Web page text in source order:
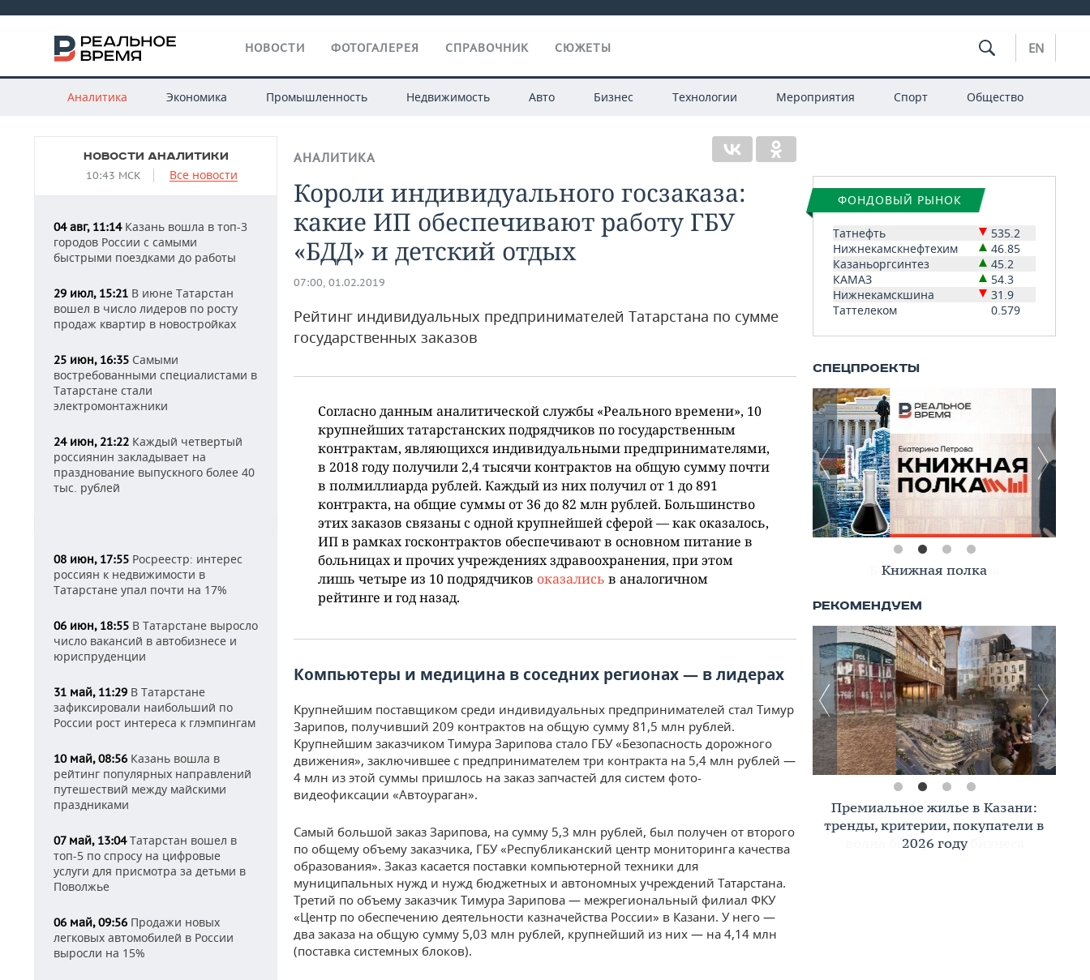
НОВОСТИ ФОТОГАЛЕРЕЯ СПРАВОЧНИК СЮЖЕТЫ EN
Аналитика Экономика Промышленность Недвижимость Авто Бизнес Технологии Мероприятия Спорт Общество
НОВОСТИ АНАЛИТИКИ
10:43 МСК Все новости
04 авг, 11:14Казань вошла в топ-3
городов России с самыми
быстрыми поездками до работы
29 июл, 15:21 В июне Татарстан
вошел в число лидеров по росту
продаж квартир в новостройках
25 июн, 16:35 Самыми
востребованными специалистами в
Татарстане стали
электромонтажники
24 июн, 21:22 Каждый четвертый
россиянин закладывает на
празднование выпускного более 40
тыс. рублей
08 июн, 17:55 Росреестр: интерес
россиян к недвижимости в
Татарстане упал почти на 17%
06 июн, 18:55 В Татарстане выросло
число вакансий в автобизнесе и
юриспруденции
31 май, 11:29 В Татарстане
зафиксировали наибольший по
России рост интереса к глэмпингам
10 май, 08:56 Казань вошла в
рейтинг популярных направлений
путешествий между майскими
праздниками
07 май, 13:04Татарстан вошел в
топ-5 по спросу на цифровые
услуги для присмотра за детьми в
Поволжье
06 май, 09:56 Продажи новых
легковых автомобилей в России
выросли на 15%
АНАЛИТИКА
Короли индивидуального госзаказа:
какие ИП обеспечивают работу ГБУ
«БДД» и детский отдых
07:00, 01.02.2019
Рейтинг индивидуальных предпринимателей Татарстана по сумме
государственных заказов
Согласно данным аналитической службы «Реального времени», 10
крупнейших татарстанских подрядчиков по государственным
контрактам, являющихся индивидуальными предпринимателями,
в 2018 году получили 2,4 тысячи контрактов на общую сумму почти
в полмиллиарда рублей. Каждый из них получил от 1 до 891
контракта, на общие суммы от 36 до 82 млн рублей. Большинство
этих заказов связаны с одной крупнейшей сферой — как оказалось,
ИП в рамках госконтрактов обеспечивают в основном питание в
больницах и прочих учреждениях здравоохранения, при этом
лишь четыре из 10 подрядчиков оказались в аналогичном
рейтинге и год назад.
Компьютеры и медицина в соседних регионах — в лидерах
Крупнейшим поставщиком среди индивидуальных предпринимателей стал Тимур
Зарипов, получивший 209 контрактов на общую сумму 81,5 млн рублей.
Крупнейшим заказчиком Тимура Зарипова стало ГБУ «Безопасность дорожного
движения», заключившее с предпринимателем три контракта на 5,4 млн рублей —
4 млн из этой суммы пришлось на заказ запчастей для систем фото-
видеофиксации «Автоураган».
Самый большой заказ Зарипова, на сумму 5,3 млн рублей, был получен от второго
по общему объему заказчика, ГБУ «Республиканский центр мониторинга качества
образования». Заказ касается поставки компьютерной техники для
муниципальных нужд и нужд бюджетных и автономных учреждений Татарстана.
Третий по объему заказчик Тимура Зарипова — межрегиональный филиал ФКУ
«Центр по обеспечению деятельности казначейства России» в Казани. У него —
два заказа на общую сумму 5,03 млн рублей, крупнейший из них — на 4,14 млн
(поставка системных блоков).
ФОНДОВЫЙ РЫНОК
Татнефть
535.2
Нижнекамскнефтехим
46.85
Казаньоргсинтез
45.2
КАМАЗ
54.3
Нижнекамскшина
31.9
Таттелеком
0.579
Книжная полка
Премиальное жилье в Казани:
тренды, критерии, покупатели в
2026 году